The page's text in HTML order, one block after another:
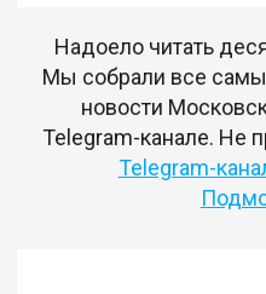
Надоело читать
Мы собрали все
новости
Telegram-канале. Не
Telegram-